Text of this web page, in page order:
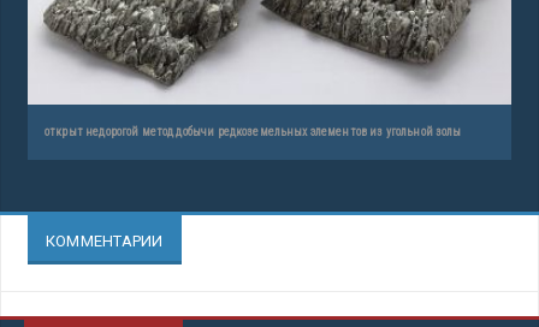
открыт недорогой метод добычи редкоземельных элементов из угольной золы
КОММЕНТАРИИ